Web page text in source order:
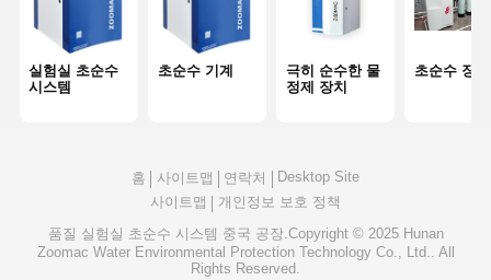
실험실 초순수
시스템
초순수 기계
극히 순수한 물
정제 장치
초순수 장비
홈 사이트맵 연락처
Desktop Site
사이트맵
개인정보 보호 정책
품질 실험실 초순수 시스템 중국 공장.Copyright © 2025 Hunan
Zoomac Water Environmental Protection Technology Co., Ltd.. All
Rights Reserved.